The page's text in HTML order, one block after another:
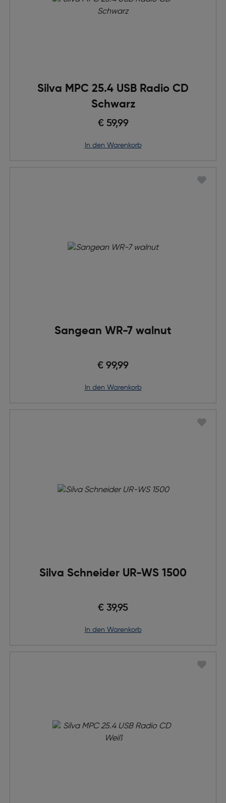
Silva MPC 25.4 USB Radio CD
Schwarz
€ 59,99
in den Warenkorb
Sangean WR-7 walnut
€ 99,99
in den Warenkorb
Silva Schneider UR-WS 1500
€ 39,95
in den Warenkorb